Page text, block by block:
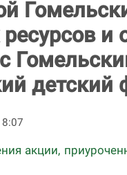
детский
акции,